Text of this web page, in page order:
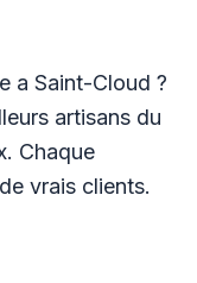
a Saint-Cloud ?
artisans du
Chaque
vrais clients.